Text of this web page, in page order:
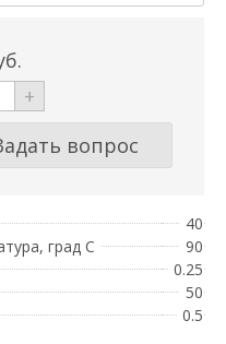
+
вопрос
40
град С
90
0.25
50
0.5